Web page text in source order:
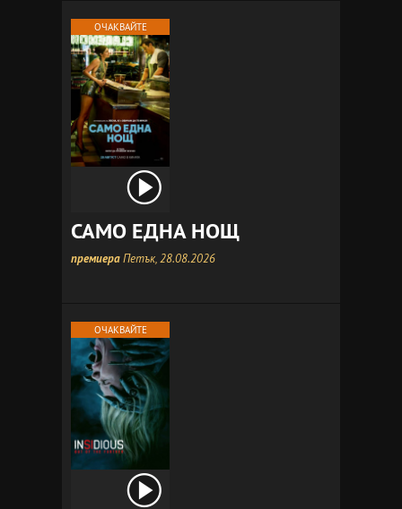
ОЧАКВАЙТЕ
САМО ЕДНА НОЩ
премиераПетък, 28.08.2026
ОЧАКВАЙТЕ